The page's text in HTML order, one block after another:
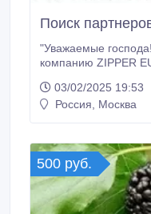
Поиск
"Уважаемые
компанию ZIPPER EU, расположенную в
году, продолжает долгую историю предприятия,
которое весной
пластиковых
отличающихся
03/02/2025 19:53
Россия, Москва
500 руб.